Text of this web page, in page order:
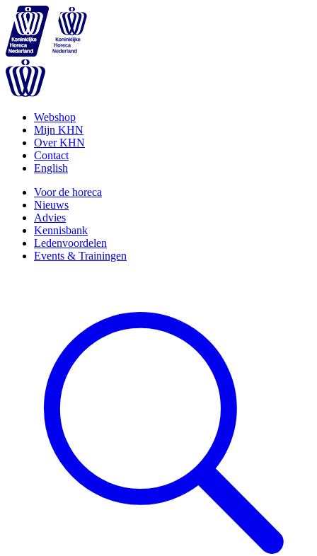
Webshop
Mijn KHN
Over KHN
Contact
English
Voor de horeca
Nieuws
Advies
Kennisbank
Ledenvoordelen
Events & Trainingen